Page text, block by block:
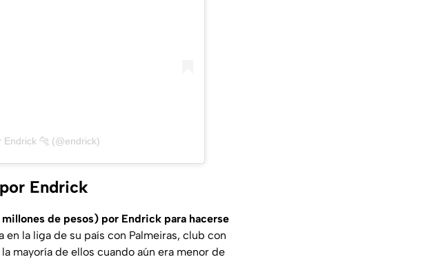
🐆 (@endrick)
Endrick
de pesos) por Endrick para hacerse
en la liga de su país con Palmeiras, club con
la mayoría de ellos cuando aún era menor de